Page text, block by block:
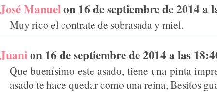
José Manuelon 16 de septiembre de 2014 a
Muy rico el contrate de sobrasada y miel.
Juanion 16 de septiembre de 2014 a las
Que buenísimo este asado, tiene una pinta
asado te hace quedar como una reina, Besitos